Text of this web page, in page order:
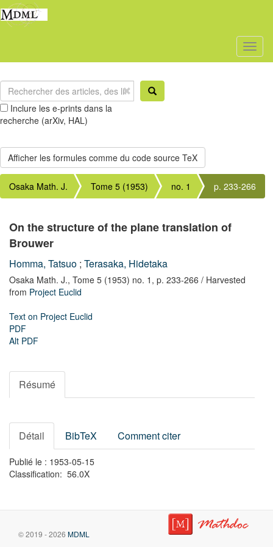
Inclure les e-prints dans la
recherche (arXiv, HAL)
Osaka Math. J. Tome 5 (1953) no. 1 p. 233-266
On the structure of the plane translation of
Brouwer
Homma, Tatsuo ; Terasaka, Hidetaka
Osaka Math. J., Tome 5 (1953) no. 1, p. 233-266 / Harvested
from Project Euclid
Text on Project Euclid
PDF
Alt PDF
Résumé
Détail BibTeX Comment citer
Publié le : 1953-05-15
Classification: 56.0X
© 2019 - 2026 MDML